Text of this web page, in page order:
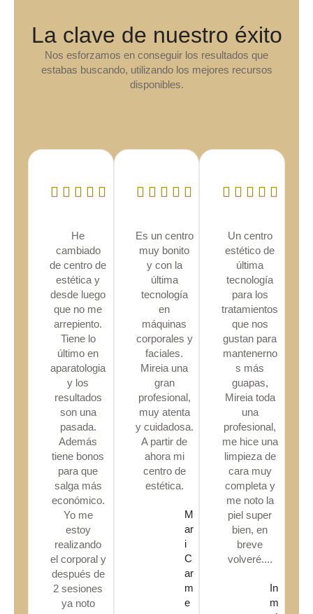
La clave de nuestro éxito
Nos esforzamos en conseguir los resultados que
estabas buscando, utilizando los mejores recursos
disponibles.
He
cambiado
de centro de
estética y
desde luego
que no me
arrepiento.
Tiene lo
último en
aparatologia
y los
resultados
son una
pasada.
Además
tiene bonos
para que
salga más
económico.
Yo me
estoy
realizando
el corporal y
después de
2 sesiones
ya noto
Es un centro
muy bonito
y con la
última
tecnología
en
máquinas
corporales y
faciales.
Mireia una
gran
profesional,
muy atenta
y cuidadosa.
A partir de
ahora mi
centro de
estética.
M
ar
i
C
ar
m
e
Un centro
estético de
última
tecnología
para los
tratamientos
que nos
gustan para
mantenerno
s más
guapas,
Mireia toda
una
profesional,
me hice una
limpieza de
cara muy
completa y
me noto la
piel super
bien, en
breve
volveré....
In
m